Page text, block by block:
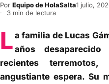
Por Equipo de HolaSalta1 julio,
3 min de lectura
La familia de Lucas
años
recientes
angustiante espera. Su